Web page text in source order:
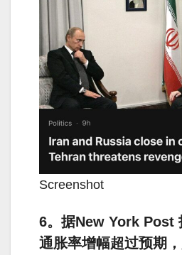
Screenshot
6。据New York Post
通胀率增幅超过预期